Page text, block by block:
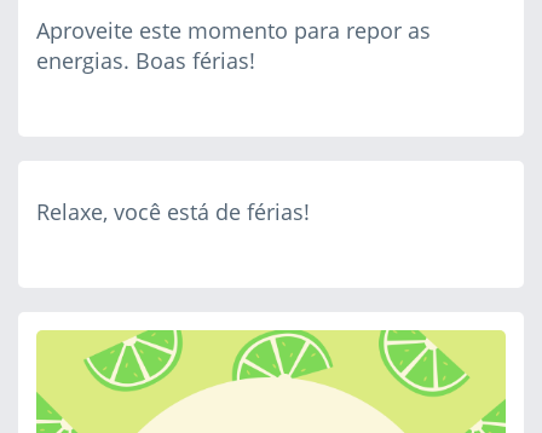
Aproveite este momento para repor as
energias. Boas férias!
Relaxe, você está de férias!